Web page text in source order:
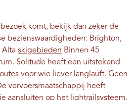
komt, bekijk dan zeker de
bezienswaardigheden: Brighton,
Alta skigebieden Binnen 45
Solitude heeft een uitstekend
voor wie liever langlauft. Geen
vervoersmaatschappij heeft
aansluiten op het lightrailsysteem.